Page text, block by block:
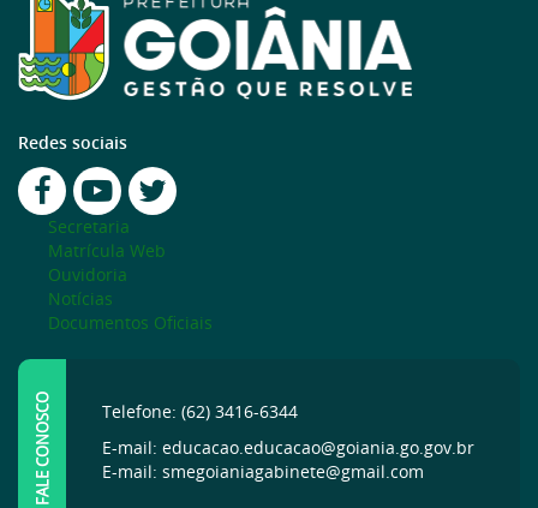
Redes sociais
Secretaria
Matrícula Web
Ouvidoria
Notícias
Documentos Oficiais
FALE CONOSCO
Telefone: (62) 3416-6344
E-mail: educacao.educacao@goiania.go.gov.br
E-mail: smegoianiagabinete@gmail.com